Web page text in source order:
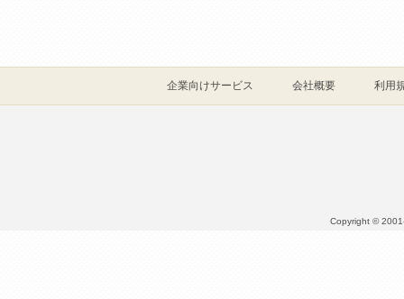
企業向けサービス 会社概要 利用
Copyright ©